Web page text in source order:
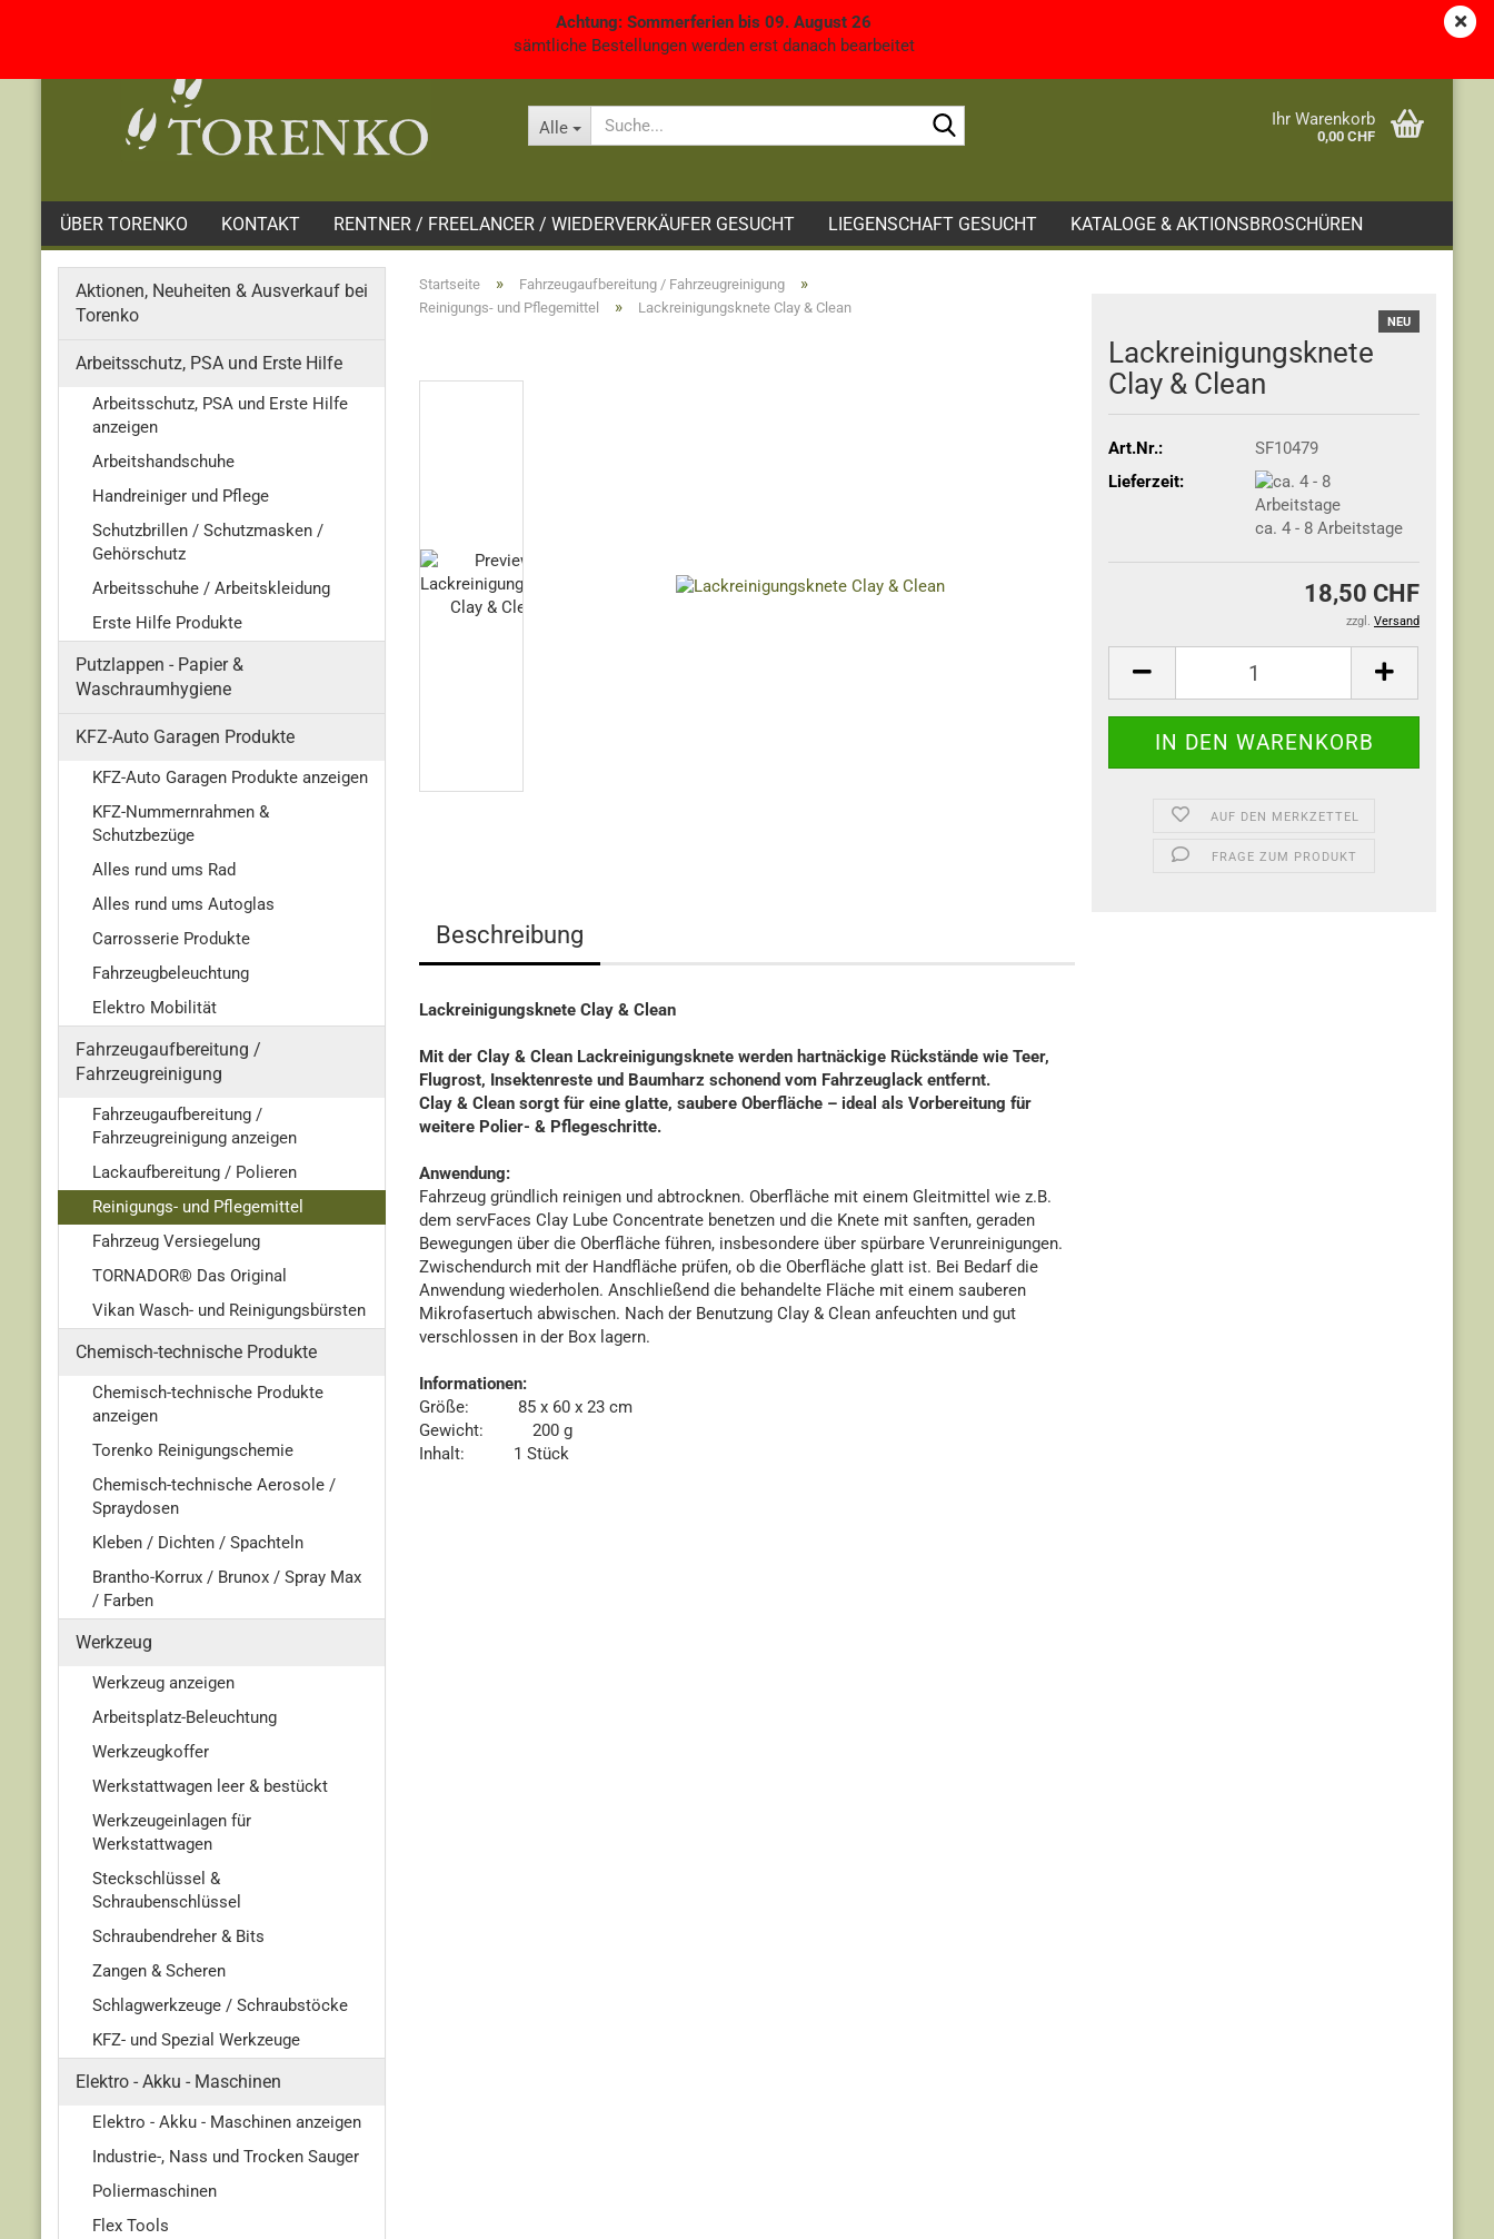
Alle Ihr Warenkorb
0,00 CHF
Achtung: Sommerferien bis 09. August 26
sämtliche Bestellungen werden erst danach bearbeitet
ÜBER TORENKO KONTAKT RENTNER / FREELANCER / WIEDERVERKÄUFER GESUCHT LIEGENSCHAFT GESUCHT KATALOGE & AKTIONSBROSCHÜREN
Startseite » Fahrzeugaufbereitung / Fahrzeugreinigung »
Reinigungs- und Pflegemittel » Lackreinigungsknete Clay & Clean
NEU
Lackreinigungsknete
Clay & Clean
Art.Nr.:
SF10479
Lieferzeit:
ca. 4 - 8 Arbeitstage
18,50 CHF
zzgl. Versand
AUF DEN MERKZETTEL
FRAGE ZUM PRODUKT
Beschreibung
Lackreinigungsknete Clay & Clean
Mit der Clay & Clean Lackreinigungsknete werden hartnäckige Rückstände wie Teer,
Flugrost, Insektenreste und Baumharz schonend vom Fahrzeuglack entfernt.
Clay & Clean sorgt für eine glatte, saubere Oberfläche – ideal als Vorbereitung für
weitere Polier- & Pflegeschritte.
Anwendung:
Fahrzeug gründlich reinigen und abtrocknen. Oberfläche mit einem Gleitmittel wie z.B.
dem servFaces Clay Lube Concentrate benetzen und die Knete mit sanften, geraden
Bewegungen über die Oberfläche führen, insbesondere über spürbare Verunreinigungen.
Zwischendurch mit der Handfläche prüfen, ob die Oberfläche glatt ist. Bei Bedarf die
Anwendung wiederholen. Anschließend die behandelte Fläche mit einem sauberen
Mikrofasertuch abwischen. Nach der Benutzung Clay & Clean anfeuchten und gut
verschlossen in der Box lagern.
Informationen:
Größe: 85 x 60 x 23 cm
Gewicht: 200 g
Inhalt: 1 Stück
Aktionen, Neuheiten & Ausverkauf bei
Torenko
Arbeitsschutz, PSA und Erste Hilfe
Arbeitsschutz, PSA und Erste Hilfe
anzeigen
Arbeitshandschuhe
Handreiniger und Pflege
Schutzbrillen / Schutzmasken /
Gehörschutz
Arbeitsschuhe / Arbeitskleidung
Erste Hilfe Produkte
Putzlappen - Papier &
Waschraumhygiene
KFZ-Auto Garagen Produkte
KFZ-Auto Garagen Produkte anzeigen
KFZ-Nummernrahmen &
Schutzbezüge
Alles rund ums Rad
Alles rund ums Autoglas
Carrosserie Produkte
Fahrzeugbeleuchtung
Elektro Mobilität
Fahrzeugaufbereitung /
Fahrzeugreinigung
Fahrzeugaufbereitung /
Fahrzeugreinigung anzeigen
Lackaufbereitung / Polieren
Reinigungs- und Pflegemittel
Fahrzeug Versiegelung
TORNADOR® Das Original
Vikan Wasch- und Reinigungsbürsten
Chemisch-technische Produkte
Chemisch-technische Produkte
anzeigen
Torenko Reinigungschemie
Chemisch-technische Aerosole /
Spraydosen
Kleben / Dichten / Spachteln
Brantho-Korrux / Brunox / Spray Max
/ Farben
Werkzeug
Werkzeug anzeigen
Arbeitsplatz-Beleuchtung
Werkzeugkoffer
Werkstattwagen leer & bestückt
Werkzeugeinlagen für
Werkstattwagen
Steckschlüssel &
Schraubenschlüssel
Schraubendreher & Bits
Zangen & Scheren
Schlagwerkzeuge / Schraubstöcke
KFZ- und Spezial Werkzeuge
Elektro - Akku - Maschinen
Elektro - Akku - Maschinen anzeigen
Industrie-, Nass und Trocken Sauger
Poliermaschinen
Flex Tools